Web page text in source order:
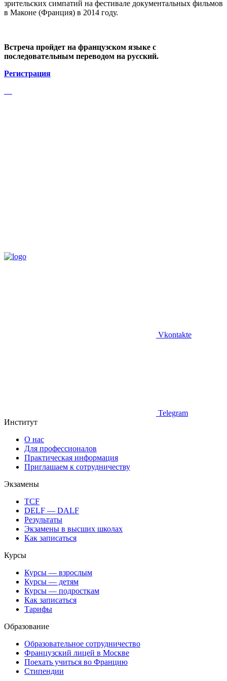
зрительских симпатий на фестивале документальных фильмов
в Маконе (Франция) в 2014 году.
Встреча пройдет на французском языке с
последовательным переводом на русский.
Регистрация
Vkontakte
Telegram
Институт
О нас
Для профессионалов
Практическая информация
Приглашаем к сотрудничеству
Экзамены
TCF
DELF — DALF
Результаты
Экзамены в высших школах
Как записаться
Курсы
Курсы — взрослым
Курсы — детям
Курсы — подросткам
Как записаться
Тарифы
Образование
Образовательное сотрудничество
Французский лицей в Москве
Поехать учиться во Францию
Стипендии